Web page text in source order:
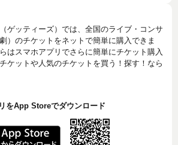
ゲッティーズ）では、全国のライブ・コンサ
）のチケットをネットで簡単に購入できま
はスマホアプリでさらに簡単にチケット購入
ケットや人気のチケットを買う！探す！なら
をApp Storeでダウンロード